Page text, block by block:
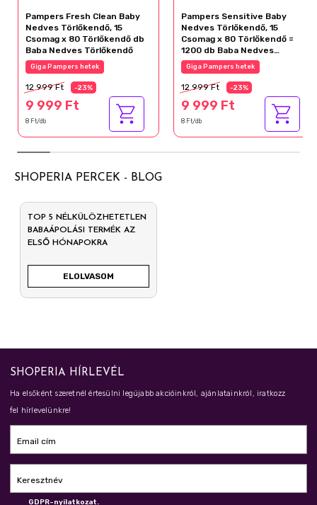
Pampers Fresh Clean Baby
Nedves Törlőkendő, 15
Csomag x 80 Törlőkendő db
Baba Nedves Törlőkendő
Giga Pampers hetek
12 999 Ft -23%
9 999 Ft
8 Ft/db
Pampers Sensitive Baby
Nedves Törlőkendő, 15
Csomag x 80 Törlőkendő =
1200 db Baba Nedves
Törlőkendő
Giga Pampers hetek
12 999 Ft -23%
9 999 Ft
8 Ft/db
SHOPERIA PERCEK - BLOG
TOP 5 NÉLKÜLÖZHETETLEN
BABAÁPOLÁSI TERMÉK AZ
ELSŐ HÓNAPOKRA
ELOLVASOM
SHOPERIA HÍRLEVÉL
Ha elsőként szeretnél értesülni legújabb akcióinkról, ajánlatainkról, iratkozz
fel hírlevelünkre!
Email cím
Keresztnév
GDPR-nyilatkozat.